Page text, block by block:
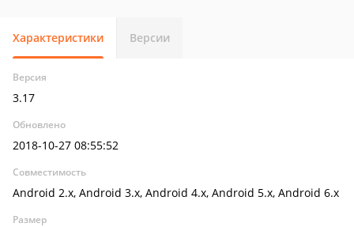
Характеристики Версии
Версия
3.17
Обновлено
2018-10-27 08:55:52
Совместимость
Android 2.x, Android 3.x, Android 4.x, Android 5.x, Android 6.x
Размер